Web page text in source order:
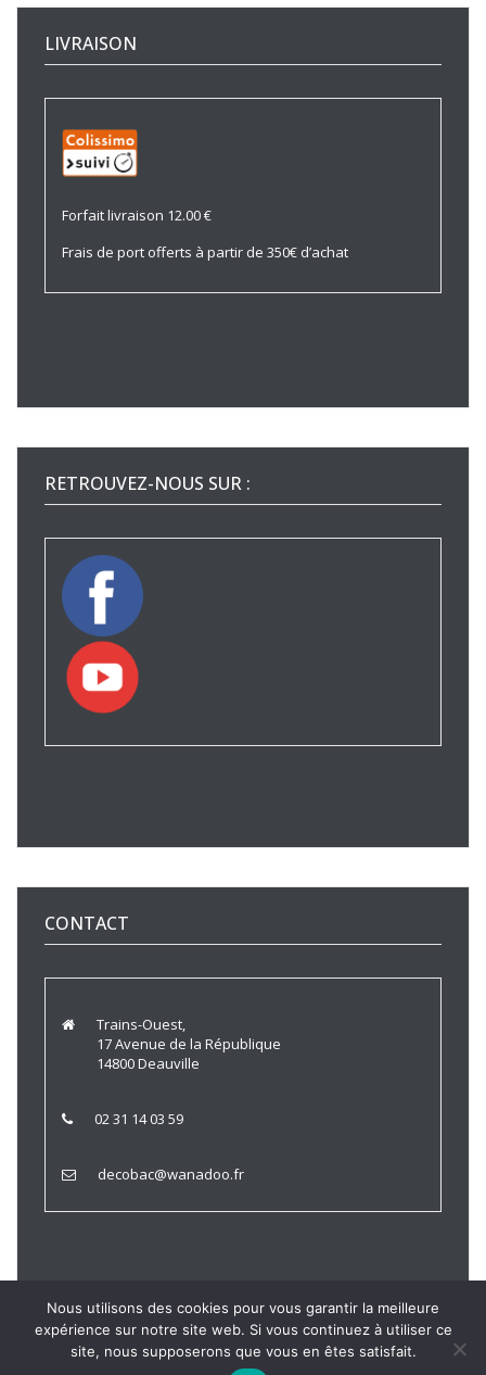
LIVRAISON
Forfait livraison 12.00 €
Frais de port offerts à partir de 350€ d’achat
RETROUVEZ-NOUS SUR :
CONTACT
Trains-Ouest,
17 Avenue de la République
14800 Deauville
02 31 14 03 59
decobac@wanadoo.fr
Trains Ouest © 2021 |Politique de Confidentialité| Mentions
Légales
Nous utilisons des cookies pour vous garantir la meilleure
expérience sur notre site web. Si vous continuez à utiliser ce
site, nous supposerons que vous en êtes satisfait.